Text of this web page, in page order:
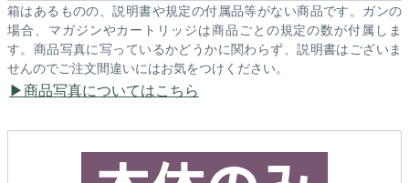
箱はあるものの、説明書や規定の付属品等がない商品です。ガンの
場合、マガジンやカートリッジは商品ごとの規定の数が付属しま
す。商品写真に写っているかどうかに関わらず、説明書はございま
せんのでご注文間違いにはお気をつけください。
商品写真についてはこちら